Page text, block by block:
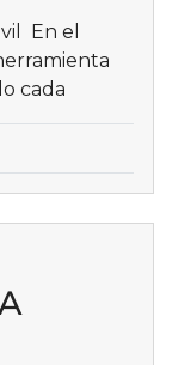
En el
cada